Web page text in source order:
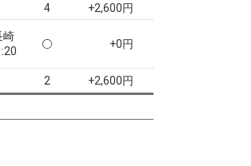
4 +2,600円
崎
+0円
2 +2,600円